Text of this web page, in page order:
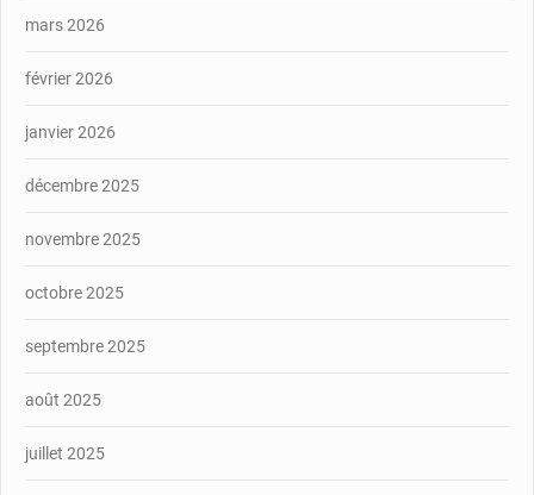
mars 2026
février 2026
janvier 2026
décembre 2025
novembre 2025
octobre 2025
septembre 2025
août 2025
juillet 2025